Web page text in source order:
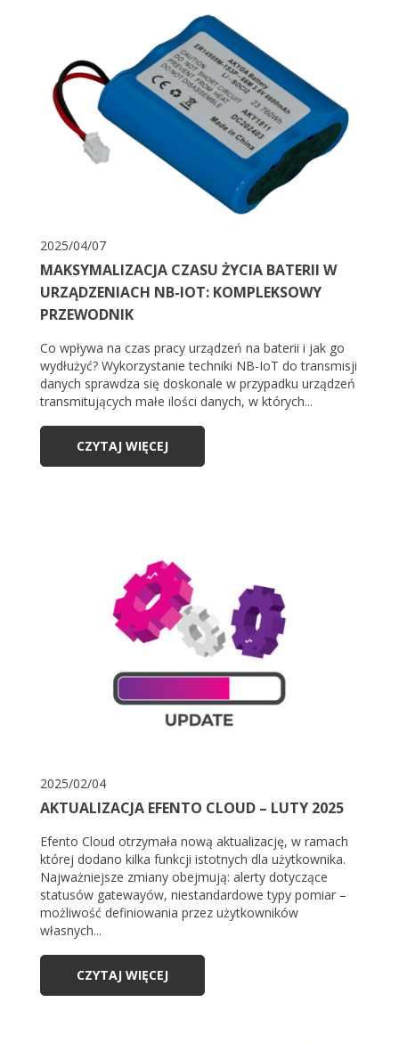
2025/04/07
MAKSYMALIZACJA CZASU ŻYCIA BATERII W
URZĄDZENIACH NB-IOT: KOMPLEKSOWY
PRZEWODNIK
Co wpływa na czas pracy urządzeń na baterii i jak go
wydłużyć? Wykorzystanie techniki NB-IoT do transmisji
danych sprawdza się doskonale w przypadku urządzeń
transmitujących małe ilości danych, w których...
CZYTAJ WIĘCEJ
2025/02/04
AKTUALIZACJA EFENTO CLOUD – LUTY 2025
Efento Cloud otrzymała nową aktualizację, w ramach
której dodano kilka funkcji istotnych dla użytkownika.
Najważniejsze zmiany obejmują: alerty dotyczące
statusów gatewayów, niestandardowe typy pomiar –
możliwość definiowania przez użytkowników
własnych...
CZYTAJ WIĘCEJ